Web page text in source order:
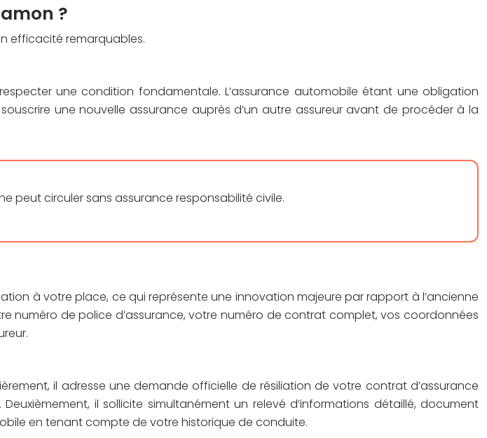
?
efficacité remarquables.
une condition fondamentale. L’assurance automobile étant une obligation
une nouvelle assurance auprès d’un autre assureur avant de procéder à la
peut circuler sans assurance responsabilité civile.
à votre place, ce qui représente une innovation majeure par rapport à l’ancienne
numéro de police d’assurance, votre numéro de contrat complet, vos coordonnées
il adresse une demande officielle de résiliation de votre contrat d’assurance
il sollicite simultanément un relevé d’informations détaillé, document
en tenant compte de votre historique de conduite.